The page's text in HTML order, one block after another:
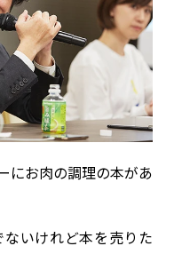
にお肉の調理の本があ
いけれど本を売りた